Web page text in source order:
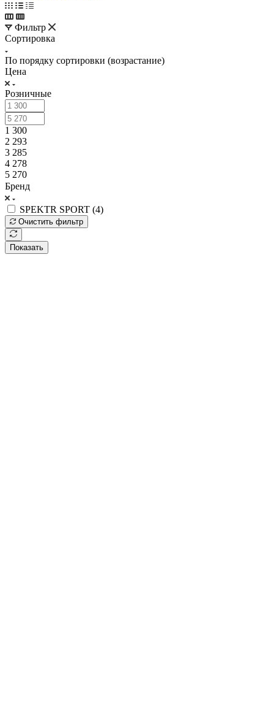
Фильтр
Сортировка
По порядку сортировки (возрастание)
Цена
Розничные
1 300
2 293
3 285
4 278
5 270
Бренд
SPEKTR SPORT (4)
Очистить фильтр
Показать